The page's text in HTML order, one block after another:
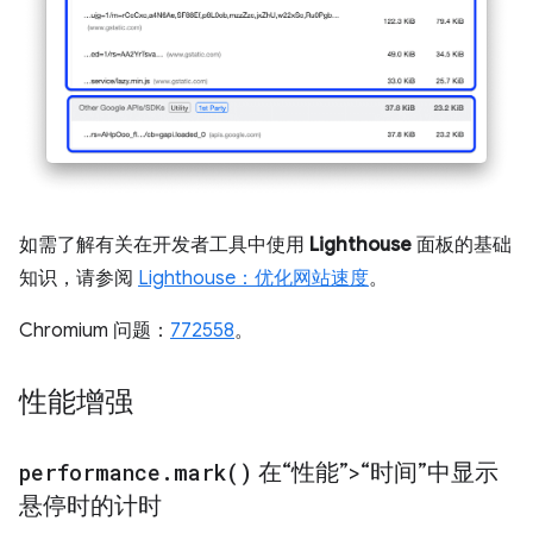
如需了解有关在开发者工具中使用 Lighthouse 面板的基础
知识，请参阅 Lighthouse：优化网站速度。
Chromium 问题： 772558。
性能增强
performance . mark( ) 在“性能”>“时间”中显示
悬停时的计时